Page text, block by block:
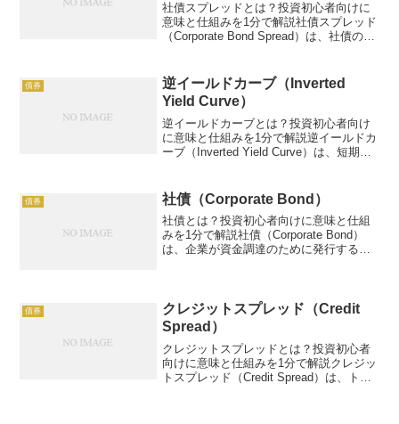
社債スプレッドとは？投資初心者向けに
意味と仕組みを1分で解説社債スプレッド
（Corporate Bond Spread）は、社債の利
円投資、年3万円上乗せ利息。この...
債券
逆イールドカーブ（Inverted
Yield Curve）
逆イールドカーブとは？投資初心者向け
に意味と仕組みを1分で解説逆イールドカ
ーブ（Inverted Yield Curve）は、短期債
価-5%。この記事では、逆イールドカー...
債券 社債（Corporate Bond）
社債とは？投資初心者向けに意味と仕組
みを1分で解説社債（Corporate Bond）
は、企業が資金調達のために発行する債
利3%...
債券
クレジットスプレッド（Credit
Spread）
クレジットスプレッドとは？投資初心者
向けに意味と仕組みを1分で解説クレジッ
トスプレッド（Credit Spread）は、トレ